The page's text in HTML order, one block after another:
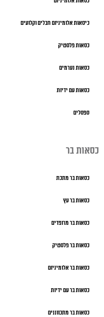
כיסאות אלומיניום חבלים וקלועים
כסאות פלסטיק
כסאות נערמים
כסאות עם ידיות
ספסלים
כסאות בר
כסאות בר מתכת
כסאות בר עץ
כסאות בר מרופדים
כסאות בר פלסטיק
כסאות בר אלומיניום
כסאות בר עם ידיות
כסאות בר מתכווננים